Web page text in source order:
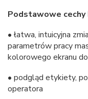
Podstawowe cechy
• łatwa, intuicyjna
parametrów pracy
kolorowego ekranu
• podgląd etykiety,
operatora